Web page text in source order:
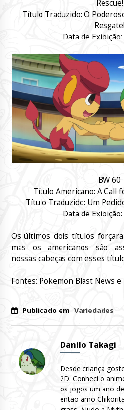
Rescue!
Título Traduzido: O
Resgate!
Data de Exibição:
BW60
Título Americano: A Call
Título Traduzido: Um
Data de Exibição:
Os últimos dois títulos
mas os americanos são
nossas cabeças com esses
Fontes: Pokemon Blast News e
Publicado em Variedades
Danilo Takagi
Desde criança
2D. Conheci o
os jogos um ano
então amo